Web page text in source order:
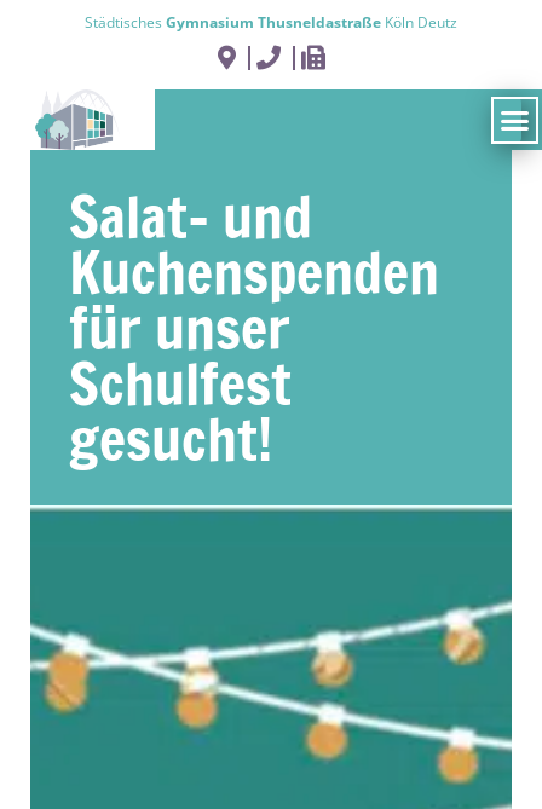
Städtisches Gymnasium Thusneldastraße Köln Deutz
Salat- und
Kuchenspenden
für unser
Schulfest
gesucht!